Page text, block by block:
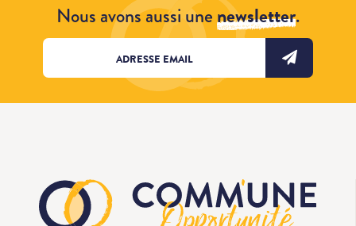
Nous avons aussi unenewsletter.